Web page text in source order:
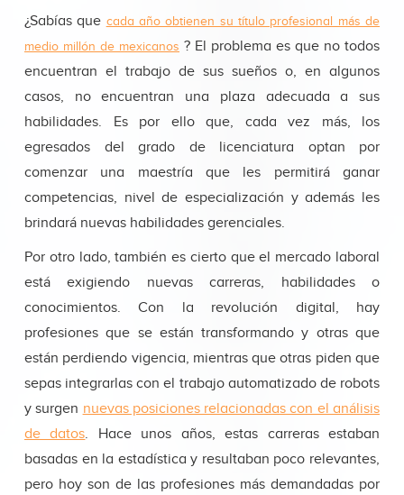
¿Sabías que cada año obtienen su título profesional más de
medio millón de mexicanos ? El problema es que no todos
encuentran el trabajo de sus sueños o, en algunos
casos, no encuentran una plaza adecuada a sus
habilidades. Es por ello que, cada vez más, los
egresados del grado de licenciatura optan por
comenzar una maestría que les permitirá ganar
competencias, nivel de especialización y además les
brindará nuevas habilidades gerenciales.
Por otro lado, también es cierto que el mercado laboral
está exigiendo nuevas carreras, habilidades o
conocimientos. Con la revolución digital, hay
profesiones que se están transformando y otras que
están perdiendo vigencia, mientras que otras piden que
sepas integrarlas con el trabajo automatizado de robots
y surgen nuevas posiciones relacionadas con el análisis
de datos. Hace unos años, estas carreras estaban
basadas en la estadística y resultaban poco relevantes,
pero hoy son de las profesiones más demandadas por